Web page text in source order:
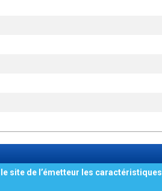
site de l’émetteur les caractéristiques